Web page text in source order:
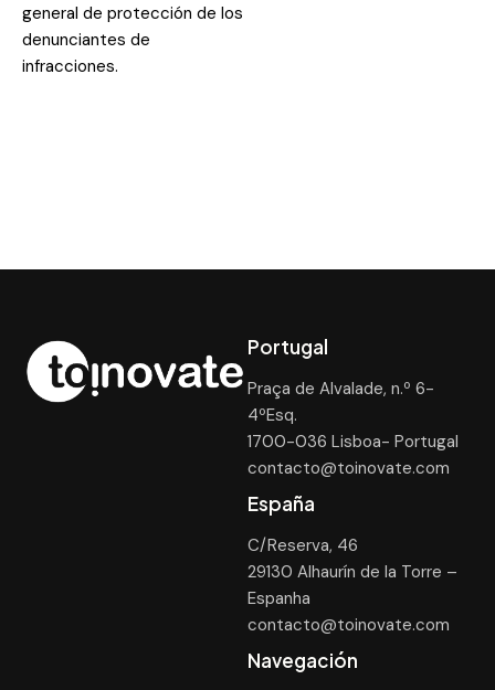
general de protección de los
denunciantes de
infracciones.
Portugal
Praça de Alvalade, n.º 6-
4ºEsq.
1700-036 Lisboa- Portugal
contacto@toinovate.com
España
C/Reserva, 46
29130 Alhaurín de la Torre –
Espanha
contacto@toinovate.com
Navegación